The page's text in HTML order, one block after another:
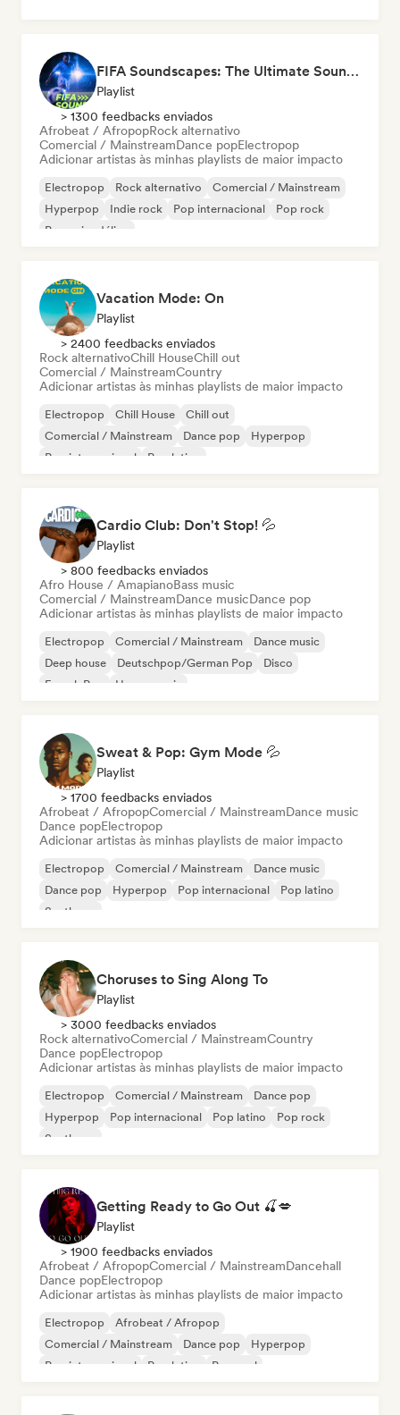
FIFA Soundscapes: The Ultimate Soundtrack ⚽️ Festival Indie, Electropop & Dance Anthems
Playlist
> 1300 feedbacks enviados
Afrobeat / AfropopRock alternativo
Comercial / MainstreamDance popElectropop
Adicionar artistas às minhas playlists de maior impacto
Electropop Rock alternativo
Comercial / Mainstream
Hyperpop
Indie rock Pop internacional
Pop rock
Pop psicodélico
Vacation Mode: On
Playlist
> 2400 feedbacks enviados
Rock alternativoChill HouseChill out
Comercial / MainstreamCountry
Adicionar artistas às minhas playlists de maior impacto
Electropop Chill House
Chill out
Comercial / Mainstream
Dance pop
Hyperpop
Pop internacional
Pop latino
Cardio Club: Don't Stop! 💦
Playlist
> 800 feedbacks enviados
Afro House / AmapianoBass music
Comercial / MainstreamDance musicDance pop
Adicionar artistas às minhas playlists de maior impacto
Electropop Comercial / Mainstream
Dance music
Deep house
Deutschpop/German Pop
Disco
French Pop
House music
Sweat & Pop: Gym Mode 💦
Playlist
> 1700 feedbacks enviados
Afrobeat / AfropopComercial / MainstreamDance music
Dance popElectropop
Adicionar artistas às minhas playlists de maior impacto
Electropop Comercial / Mainstream
Dance music
Dance pop
Hyperpop Pop internacional
Pop latino
Synthpop
Choruses to Sing Along To
Playlist
> 3000 feedbacks enviados
Rock alternativoComercial / MainstreamCountry
Dance popElectropop
Adicionar artistas às minhas playlists de maior impacto
Electropop Comercial / Mainstream
Dance pop
Hyperpop
Pop internacional Pop latino
Pop rock
Synthpop
Getting Ready to Go Out 🍒💋
Playlist
> 1900 feedbacks enviados
Afrobeat / AfropopComercial / MainstreamDancehall
Dance popElectropop
Adicionar artistas às minhas playlists de maior impacto
Electropop
Afrobeat / Afropop
Comercial / Mainstream
Dance pop
Hyperpop
Pop internacional
Pop latino Pop soul